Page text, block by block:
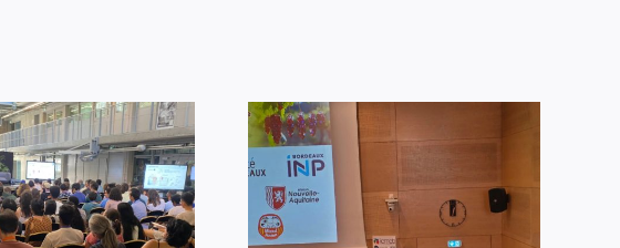
de la meilleure
orale
Vers des systèmes
de batteries plus